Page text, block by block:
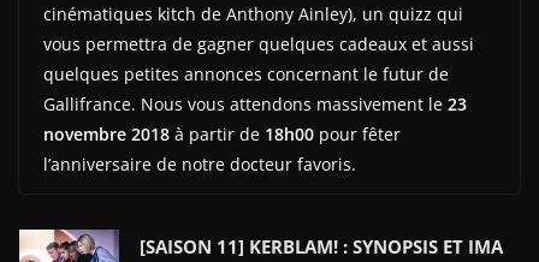
cinématiques kitch de Anthony Ainley), un quizz qui
vous permettra de gagner quelques cadeaux et aussi
quelques petites annonces concernant le futur de
Gallifrance. Nous vous attendons massivement le 23
novembre 2018 à partir de 18h00 pour fêter
l’anniversaire de notre docteur favoris.
[SAISON 11] KERBLAM! : SYNOPSIS ET IMA